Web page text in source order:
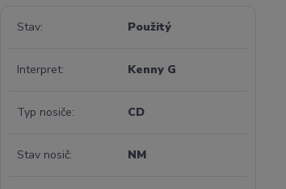
Stav Použitý
Interpret Kenny G
Typ nosiče CD
Stav nosič NM